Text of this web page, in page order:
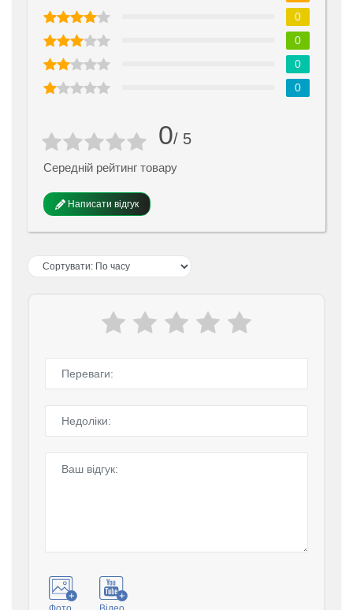
0/ 5
Середній рейтинг товару
Написати відгук
0
0
0
0